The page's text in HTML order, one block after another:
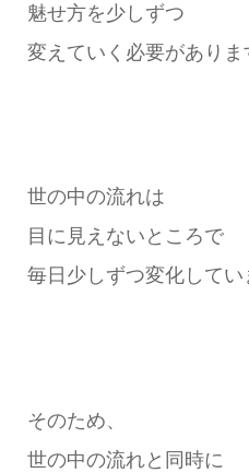
魅せ方を少しずつ
変えていく必要がありま
世の中の流れは
目に見えないところで
毎日少しずつ変化してい
そのため、
世の中の流れと同時に